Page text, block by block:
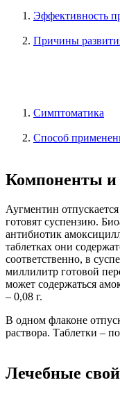
Эффективность
Причины
Симптоматика
Способ
Компоненты и
Аугментин
готовят суспензию.
антибиотик
таблетках они
соответственно, в
миллилитр готовой
может содержаться
– 0,08 г.
В одном флаконе
раствора. Таблетки –
Лечебные